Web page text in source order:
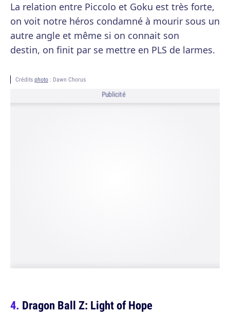
La relation entre Piccolo et Goku est très forte,
on voit notre héros condamné à mourir sous un
autre angle et même si on connait son
destin, on finit par se mettre en PLS de larmes.
Crédits photo : Dawn Chorus
Publicité
Dragon Ball Z: Light of Hope